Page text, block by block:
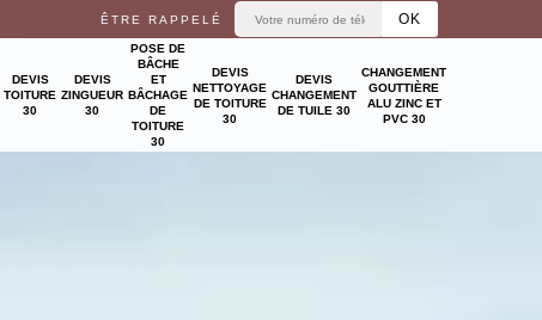
ÊTRE RAPPELÉ
DEVIS
TOITURE
30
DEVIS
ZINGUEUR
30
POSE DE
BÂCHE
ET
BÂCHAGE
DE
TOITURE
30
DEVIS
NETTOYAGE
DE TOITURE
30
DEVIS
CHANGEMENT
DE TUILE 30
CHANGEMENT
GOUTTIÈRE
ALU ZINC ET
PVC 30